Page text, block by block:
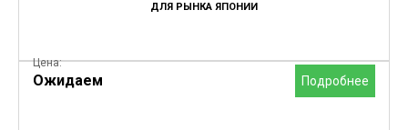
ДЛЯ РЫНКА ЯПОНИИ
Цена:
Ожидаем Подробнее